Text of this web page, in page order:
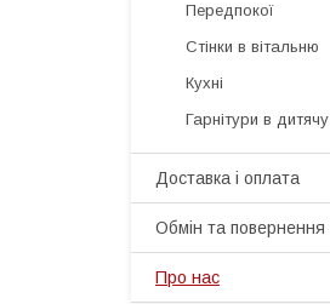
Передпокої
Стінки в вітальню
Кухні
Гарнітури в дитячу
Доставка і оплата
Обмін та повернення
Про нас